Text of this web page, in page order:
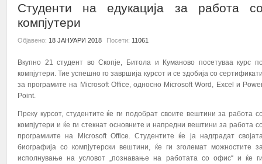
Студенти на едукација за работа
компјутери
Објавено: 18 ЈАНУАРИ 2018 Посети: 11061
Вкупно 21 студент во Скопје, Битола и Куманово посетуваа курс
компјутери. Тие успешно го завршија курсот и се здобија со
за програмите на Microsoft Office, односно Microsoft Word, Excel и
Point.
Преку курсот, студентите ќе ги подобрат своите вештини за работа
компјутери и ќе ги стекнат основните и напредни вештини за работа
програмиите на Microsoft Office. Студентите ќе ја надградат
биографија со компјутерски вештини, ќе ги зголемат можностите
исполнување на условот „познавање на работата со офис“ и ќе